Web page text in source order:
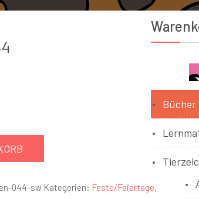
044-sw Kategorien: Feste/Feiertage,
Bücher